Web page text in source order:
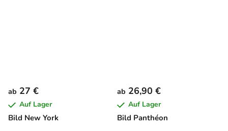
Bild New York
ab 27 €
Auf Lager
Bild Panthéon
ab 26,90 €
Auf Lager